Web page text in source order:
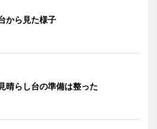
から見た様子
晴らし台の準備は整った